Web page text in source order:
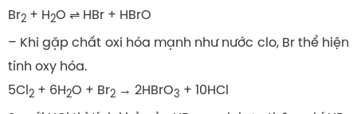
Br2 + H2O ⇌ HBr + HBrO
– Khi gặp chất oxi hóa mạnh như nước clo, Br thể hiện
tính oxy hóa.
5Cl2 + 6H2O + Br2 → 2HBrO3 + 10HCl